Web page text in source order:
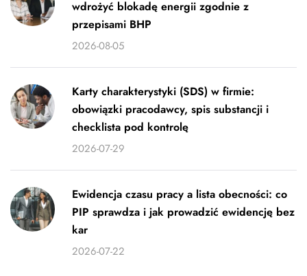
wdrożyć blokadę energii zgodnie z
przepisami BHP
2026-08-05
Karty charakterystyki (SDS) w firmie:
obowiązki pracodawcy, spis substancji i
checklista pod kontrolę
2026-07-29
Ewidencja czasu pracy a lista obecności: co
PIP sprawdza i jak prowadzić ewidencję bez
kar
2026-07-22